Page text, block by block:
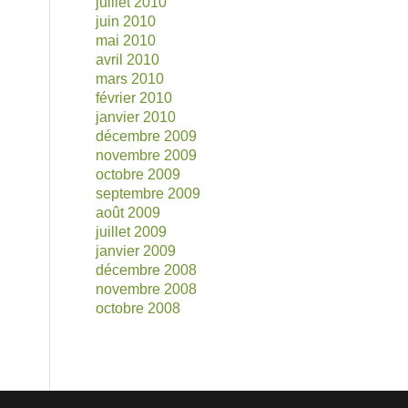
juin 2010
mai 2010
avril 2010
mars 2010
février 2010
janvier 2010
décembre 2009
novembre 2009
octobre 2009
septembre 2009
août 2009
juillet 2009
janvier 2009
décembre 2008
novembre 2008
octobre 2008